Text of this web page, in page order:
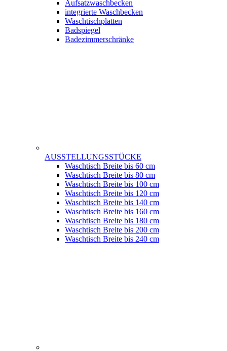
Aufsatzwaschbecken
integrierte Waschbecken
Waschtischplatten
Badspiegel
Badezimmerschränke
AUSSTELLUNGSSTÜCKE
Waschtisch Breite bis 60 cm
Waschtisch Breite bis 80 cm
Waschtisch Breite bis 100 cm
Waschtisch Breite bis 120 cm
Waschtisch Breite bis 140 cm
Waschtisch Breite bis 160 cm
Waschtisch Breite bis 180 cm
Waschtisch Breite bis 200 cm
Waschtisch Breite bis 240 cm